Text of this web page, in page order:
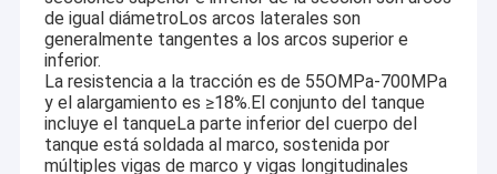
Recorrido por la fábrica
Control de calidad
Contacta con nosotros
Solicitar una cita
de igual diámetroLos arcos laterales son
generalmente tangentes a los arcos superior e
inferior.
La resistencia a la tracción es de 55OMPa-700MPa
y el alargamiento es ≥18%.El conjunto del tanque
incluye el tanqueLa parte inferior del cuerpo del
tanque está soldada al marco, sostenida por
múltiples vigas de marco y vigas longitudinales
completo de I + D, un centro de inspección de vehículos y
piezas, un laboratorio de pruebas de vuelco, un lugar de
pruebas de colisión y un gran stock de remolques.Los
grandes talleres de remolques de camiones permiten una
capacidad de producción mensual de más de 2Hay más de
100.000 unidades de remolque al mes.
La gama de productos incluye semirremolques (como los